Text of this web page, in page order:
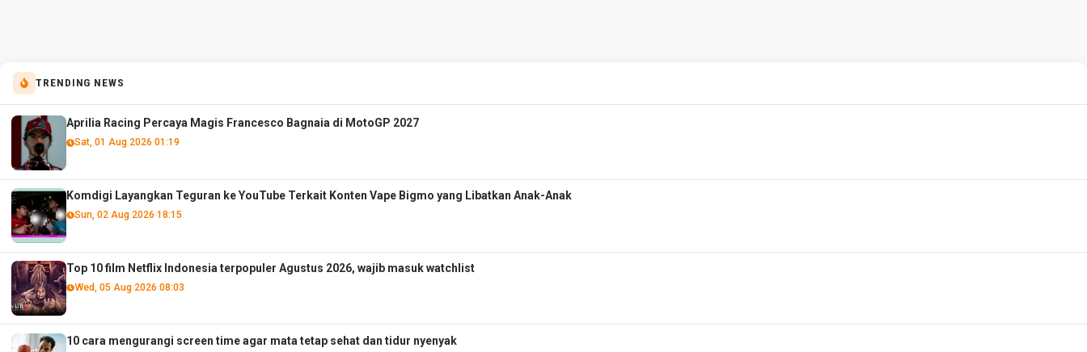
TRENDING NEWS
Aprilia Racing Percaya Magis Francesco Bagnaia di MotoGP 2027
Sat, 01 Aug 2026 01:19
Komdigi Layangkan Teguran ke YouTube Terkait Konten Vape Bigmo yang Libatkan Anak-Anak
Sun, 02 Aug 2026 18:15
Top 10 film Netflix Indonesia terpopuler Agustus 2026, wajib masuk watchlist
Wed, 05 Aug 2026 08:03
10 cara mengurangi screen time agar mata tetap sehat dan tidur nyenyak